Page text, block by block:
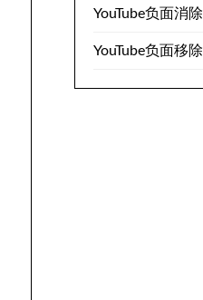
YouTube负面消除
YouTube负面移除